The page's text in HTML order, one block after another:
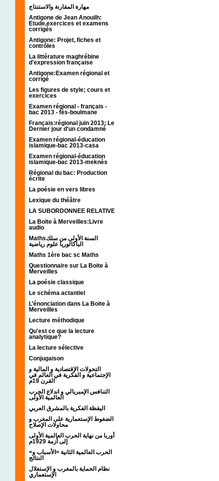
مهارة المقارنة والاستنتاج
Antigone de Jean Anouilh:
Etude,exercices et examens
corrigés
Antigone: Projet, fiches et
contrôles
La littérature maghrébine
d'expression française
Antigone:Examen régional et
corrigé
Les figures de style; cours et
exercices
Examen régional - français -
bac 2013 - fès-boulmane
Français:régional juin 2013; Le
Dernier jour d'un condamné
Examen régional-éducation
islamique-bac 2013-casa
Examen régional-éducation
islamique-bac 2013-meknès
Régional du bac: Production
écrite
La poésie en vers libres
Lexique du théâtre
LA SUBORDONNEE RELATIVE
La Boite à Merveilles:Livre
audio
Mathsالسنة الأولى من سلك
الباكالوريا علوم رياضية
Maths 1ère bac sc Maths
Questionnaire sur La Boite à
Merveilles
La poésie classique
Le schéma actantiel
L’énonciation dans La Boite à
Merveilles
Lecture méthodique
Qu'est ce que la lecture
analytique?
La lecture sélective
Conjugaison
التحولات الإقتصادية و المالية و
الإجتماعية و الفكرية في العالم في
القرن 19م
التنافس الإمبريالي و اندلاع الحرب
العالمية الأولى
اليقظة الفكرية بالمشرق العربي
الضغوط الإستعمارية على المغرب و
محاولات الإصلاح
أوربا من نهاية الحرب العالمية الأولى
إلى أزمة 1929م
<الحرب العالمية الثانية <الأسباب و
النتائج
نظام الحماية بالمغرب و الإستغلال
الإستعماري